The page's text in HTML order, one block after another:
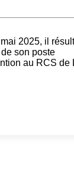
2025, il
son poste
au RCS de